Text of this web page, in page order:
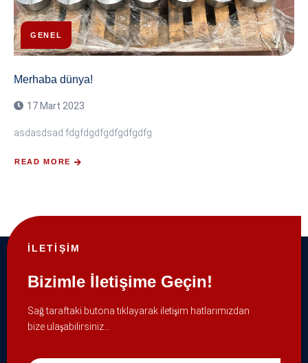
GENEL
Merhaba dünya!
17 Mart 2023
asdasdsad fdgfdgdfgdfgdfgdfg
READ MORE
İLETİŞİM
Bizimle İletişime Geçin!
Sağ taraftaki butona tıklayarak iletişim hatlarımızdan
bize ulaşabilirsiniz…